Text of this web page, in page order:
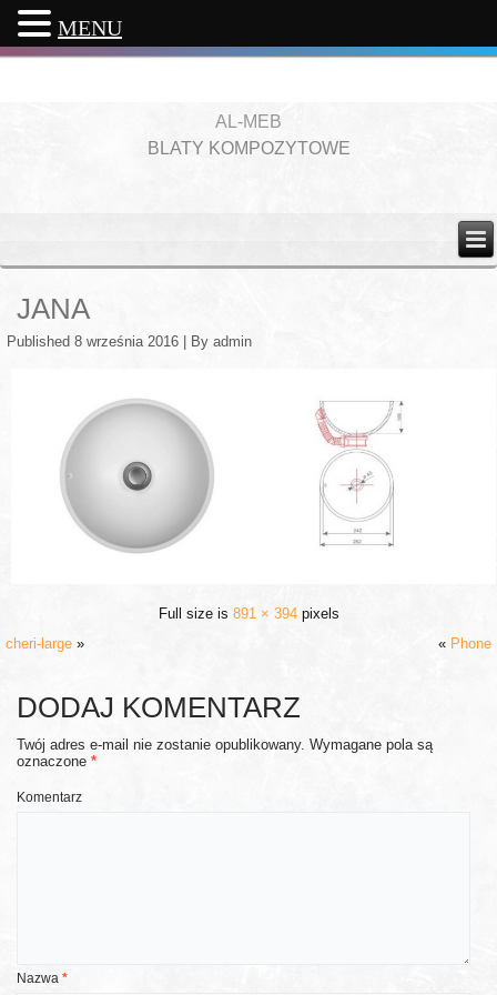
AL-MEB
BLATY KOMPOZYTOWE
JANA
Published 8 września 2016 By admin
Full size is 891 × 394pixels
cheri-large » « Phone
DODAJ KOMENTARZ
Twój adres e-mail nie zostanie opublikowany. Wymagane pola są
oznaczone*
Komentarz
Nazwa*
MENU